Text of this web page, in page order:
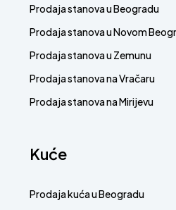
Prodaja stanova u Beogradu
Prodaja stanova u Novom
Prodaja stanova u Zemunu
Prodaja stanova na Vračaru
Prodaja stanova na Mirijevu
Kuće
Prodaja kuća u Beogradu